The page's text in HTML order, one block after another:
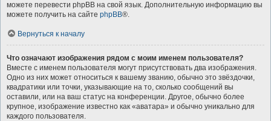
можете перевести phpBB на свой язык. Дополнительную информацию вы
можете получить на сайте phpBB®.
Вернуться к началу
Что означают изображения рядом с моим именем пользователя?
Вместе с именем пользователя могут присутствовать два изображения.
Одно из них может относиться к вашему званию, обычно это звёздочки,
квадратики или точки, указывающие на то, сколько сообщений вы
оставили, или на ваш статус на конференции. Другое, обычно более
крупное, изображение известно как «аватара» и обычно уникально для
каждого пользователя.